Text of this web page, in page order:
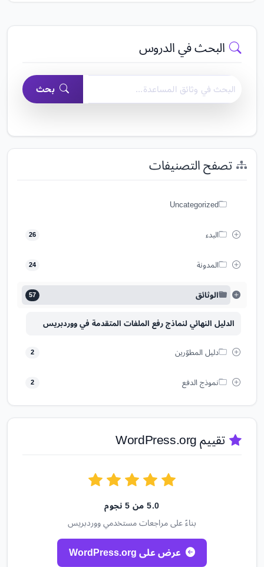
البحث في الدروس
بحث
تصفح التصنيفات
Uncategorized
البدء 26
المدونة 24
الوثائق 57
الدليل النهائي لنماذج رفع الملفات المتقدمة في ووردبريس
دليل المطوّرين 2
نموذج الدفع 2
تقييم WordPress.org
5.0 من 5 نجوم
بناءً على مراجعات مستخدمي ووردبريس
عرض على WordPress.org